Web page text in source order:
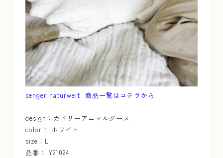
senger naturwelt 商品一覧はコチラから
design：カドリーアニマルグース
color： ホワイト
size：L
品番： Y21024